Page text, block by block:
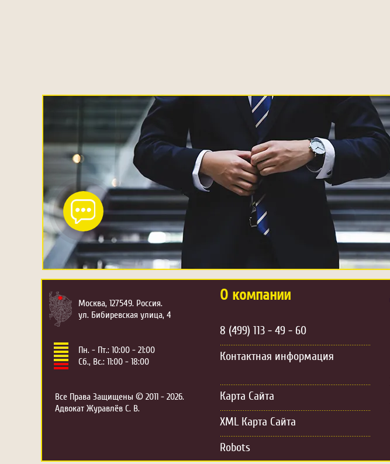
Москва, 127549. Россия.
ул. Бибиревская улица, 4
Пн. - Пт.: 10:00 - 21:00
Сб., Вс.: 11:00 - 18:00
Все Права Защищены © 2011 - 2026.
Адвокат Журавлёв С. В.
О компании
8 (499) 113 - 49 - 60
Контактная информация
Карта Сайта
XML Карта Сайта
Robots